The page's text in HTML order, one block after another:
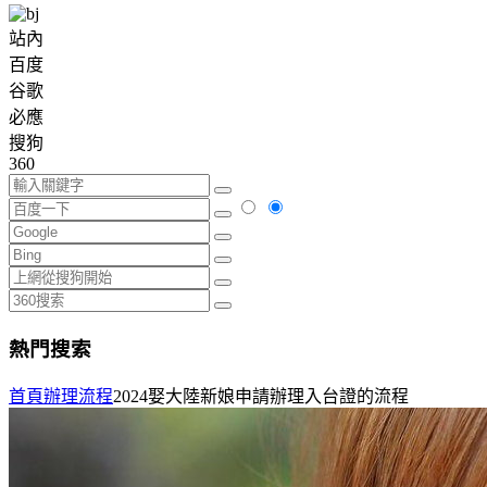
站內
百度
谷歌
必應
搜狗
360
熱門搜索
首頁辦理流程2024娶大陸新娘申請辦理入台證的流程